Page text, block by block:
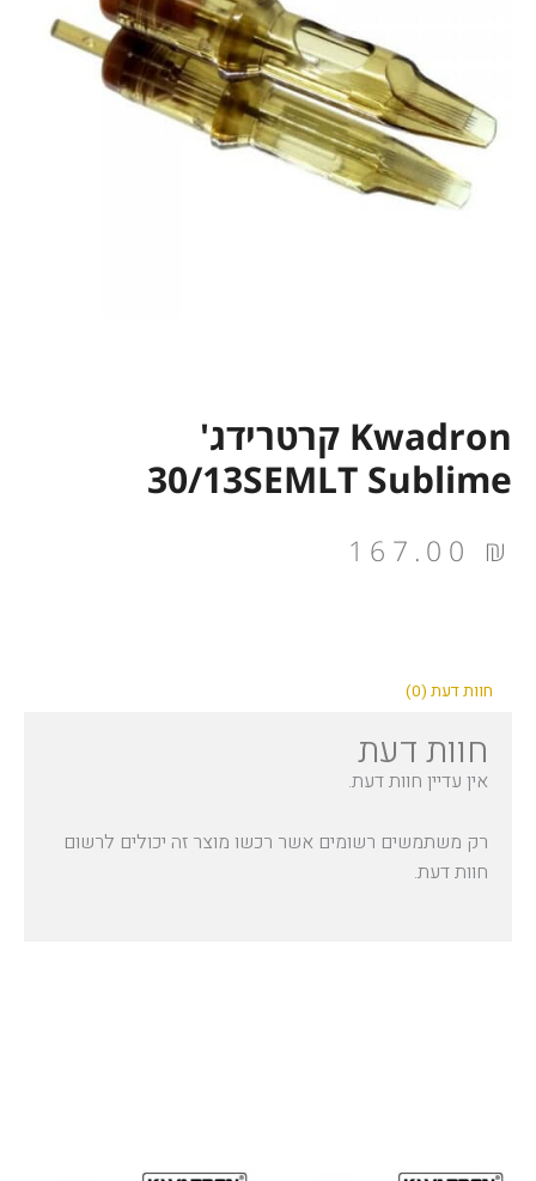
Kwadron קרטרידג'
30/13SEMLT Sublime
167.00 ₪
חוות דעת (0)
חוות דעת
אין עדיין חוות דעת.
רק משתמשים רשומים אשר רכשו מוצר זה יכולים לרשום
חוות דעת.